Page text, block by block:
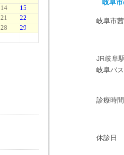
岐阜
岐阜市茜部
JR岐阜駅か
岐阜バス・茜
診療時間
休診日 日